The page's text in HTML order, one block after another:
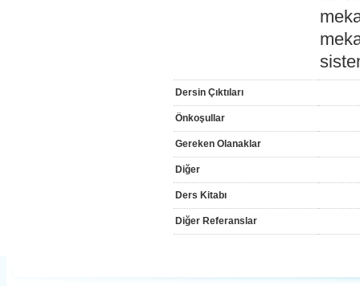
Dersin Çıktıları
Önkoşullar
Gereken Olanaklar
Diğer
Ders Kitabı
Diğer Referanslar